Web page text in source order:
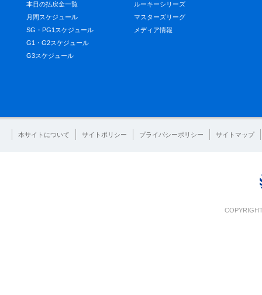
本日の払戻金一覧
月間スケジュール
SG・PG1スケジュール
G1・G2スケジュール
G3スケジュール
ルーキーシリーズ
マスターズリーグ
メディア情報
本サイトについて サイトポリシー プライバシーポリシー サイトマップ